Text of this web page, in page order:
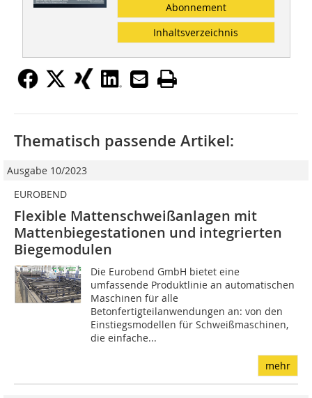
Abonnement
Inhaltsverzeichnis
Thematisch passende Artikel:
Ausgabe 10/2023
EUROBEND
Flexible Mattenschweißanlagen mit
Mattenbiegestationen und integrierten
Biegemodulen
Die Eurobend GmbH bietet eine
umfassende Produktlinie an automatischen
Maschinen für alle
Betonfertigteilanwendungen an: von den
Einstiegsmodellen für Schweißmaschinen,
die einfache...
mehr